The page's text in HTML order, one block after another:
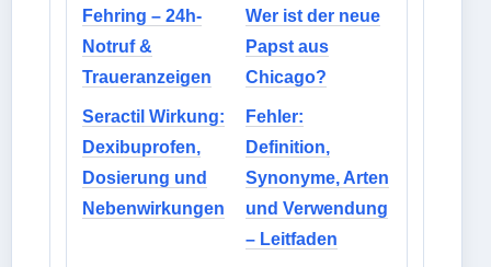
Fehring – 24h-
Notruf &
Traueranzeigen
Wer ist der neue
Papst aus
Chicago?
Seractil Wirkung:
Dexibuprofen,
Dosierung und
Nebenwirkungen
Fehler:
Definition,
Synonyme, Arten
und Verwendung
– Leitfaden